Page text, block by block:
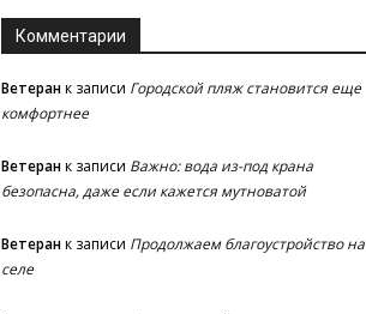
Комментарии
Ветеранк записи Городской пляж становится еще
комфортнее
Ветеранк записи Важно: вода из-под крана
безопасна, даже если кажется мутноватой
Ветеранк записи Продолжаем благоустройство на
селе